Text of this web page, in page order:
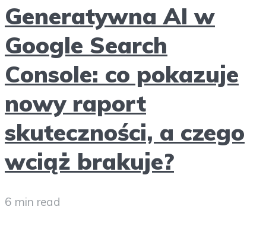
Generatywna AI w
Google Search
Console: co pokazuje
nowy raport
skuteczności, a czego
wciąż brakuje?
6 min read